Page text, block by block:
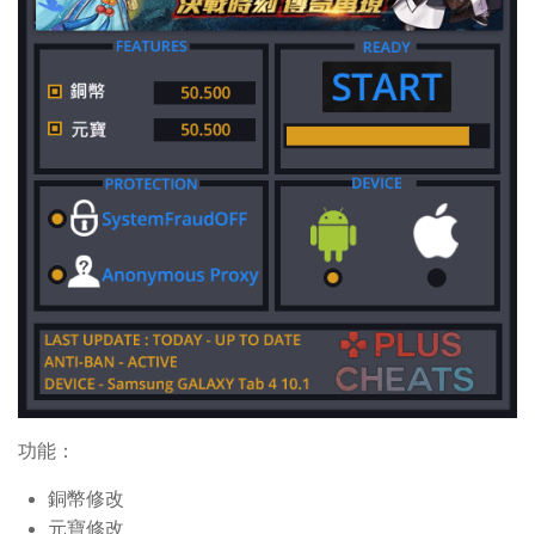
功能：
銅幣修改
元寶修改